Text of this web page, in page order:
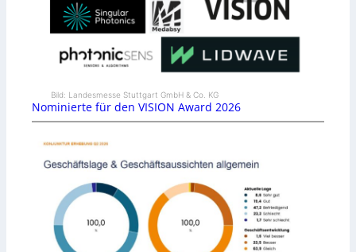
Bild: Landesmesse Stuttgart GmbH & Co. KG
Nominierte für den VISION Award 2026